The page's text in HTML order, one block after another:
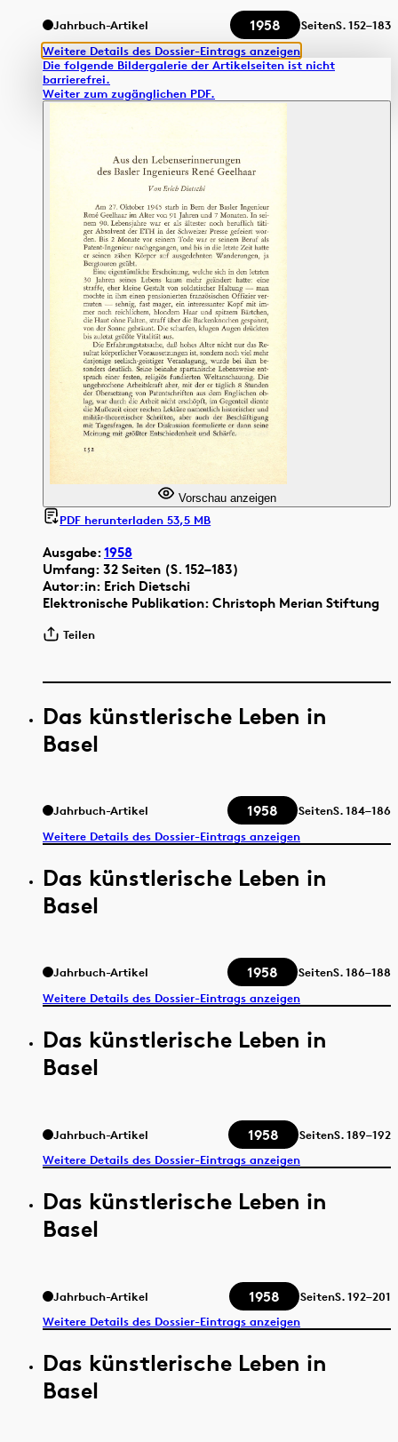
Jahrbuch-Artikel 1958 SeitenS.152–183
Weitere Details des Dossier-Eintrags anzeigen
Ausgabe:1958
Umfang: 32 Seiten (S. 152–183)
Autor:in: Erich Dietschi
Elektronische Publikation: Christoph Merian Stiftung
Teilen
Die folgende Bildergalerie der Artikelseiten ist nicht
barrierefrei.
Weiter zum zugänglichen PDF.
Vorschau anzeigen
PDF herunterladen 53,5 MB
Das künstlerische Leben in
Basel
Jahrbuch-Artikel 1958 SeitenS.184–186
Weitere Details des Dossier-Eintrags anzeigen
Das künstlerische Leben in
Basel
Jahrbuch-Artikel 1958 SeitenS.186–188
Weitere Details des Dossier-Eintrags anzeigen
Das künstlerische Leben in
Basel
Jahrbuch-Artikel 1958 SeitenS.189–192
Weitere Details des Dossier-Eintrags anzeigen
Das künstlerische Leben in
Basel
Jahrbuch-Artikel 1958 SeitenS.192–201
Weitere Details des Dossier-Eintrags anzeigen
Das künstlerische Leben in
Basel